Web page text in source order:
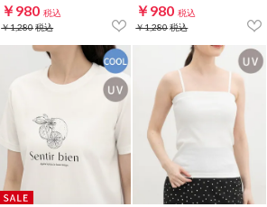
￥980 税込
￥1,280税込
￥980 税込
￥1,280税込